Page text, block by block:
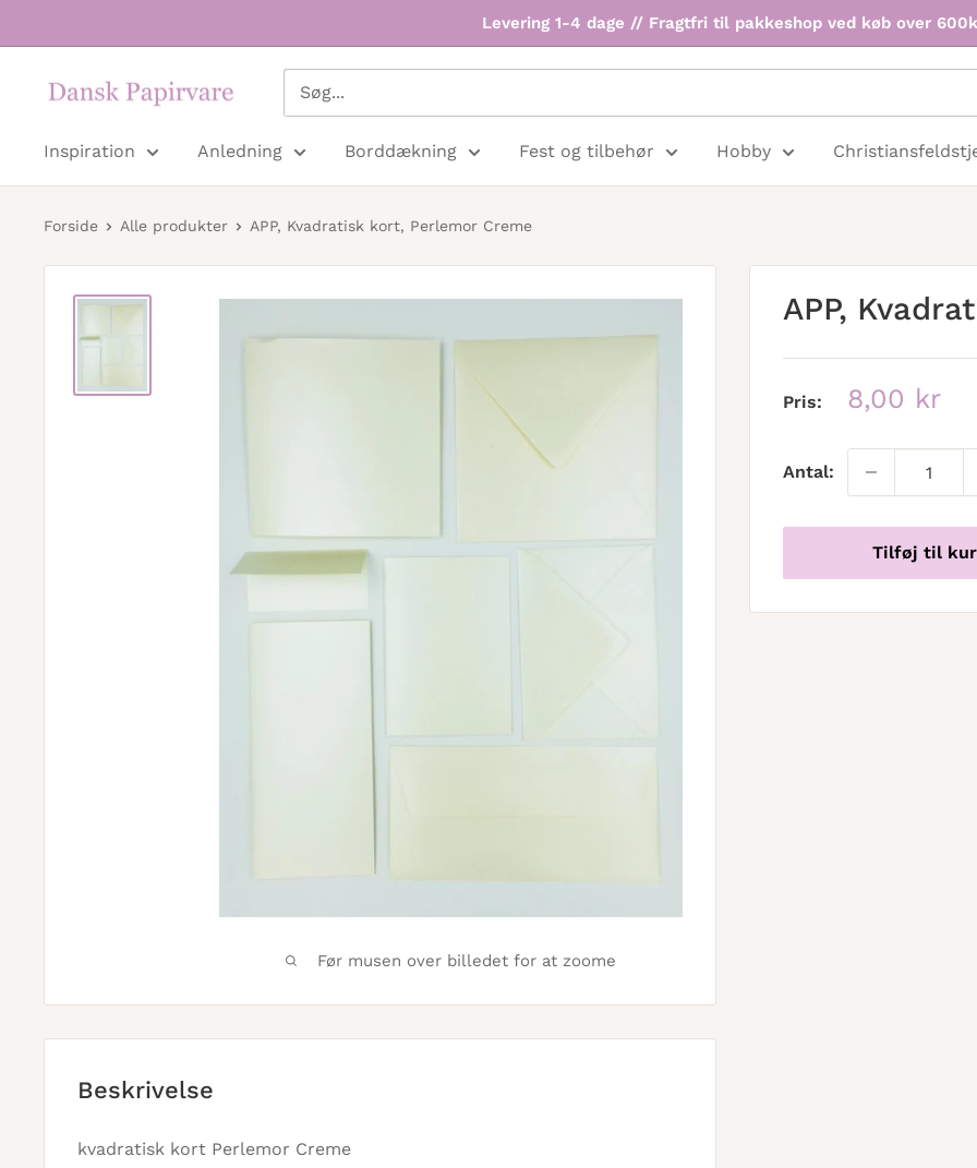
Levering 1-4 dage // Fragtfri til pakkeshop ved køb over
Dansk
Inspiration
Anledning Borddækning Fest og tilbehør Hobby
Forside Alle produkter APP, Kvadratisk kort, Perlemor Creme
Før musen over billedet for at zoome
APP,
Pris: 8,00 kr
Antal:
Tilføj til
Beskrivelse
kvadratisk kort Perlemor Creme